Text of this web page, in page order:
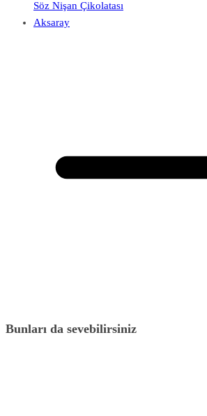
Söz Nişan Çikolatası
Aksaray
Bunları da sevebilirsiniz